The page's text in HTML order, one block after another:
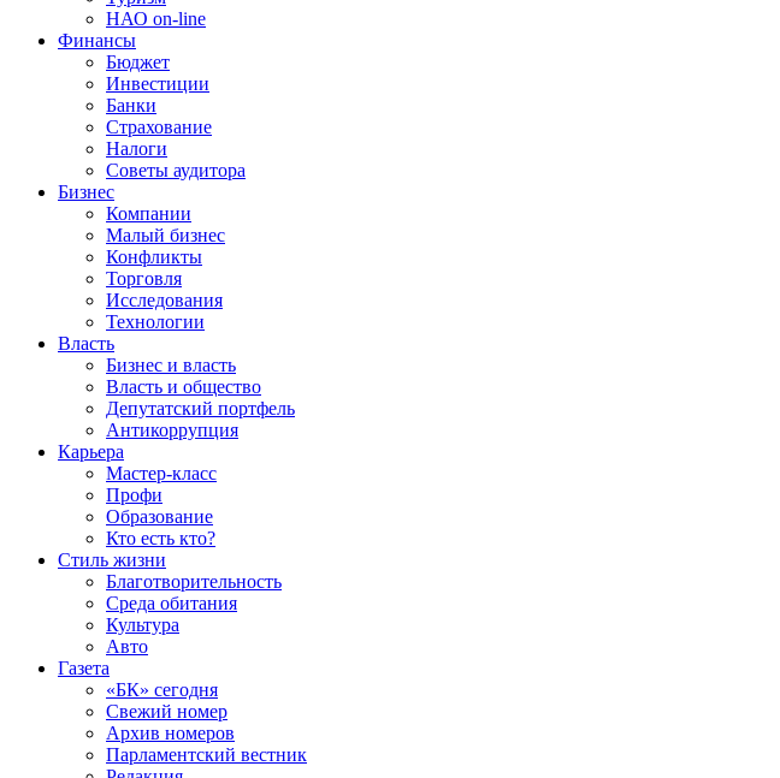
НАО on-line
Финансы
Бюджет
Инвестиции
Банки
Страхование
Налоги
Советы аудитора
Бизнес
Компании
Малый бизнес
Конфликты
Торговля
Исследования
Технологии
Власть
Бизнес и власть
Власть и общество
Депутатский портфель
Антикоррупция
Карьера
Мастер-класс
Профи
Образование
Кто есть кто?
Стиль жизни
Благотворительность
Среда обитания
Культура
Авто
Газета
«БК» сегодня
Свежий номер
Архив номеров
Парламентский вестник